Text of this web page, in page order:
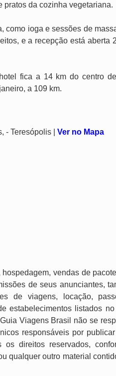
pratos da cozinha vegetariana.
como ioga e sessões de
e a recepção está aberta
fica a 14 km do centro
a 109 km.
- Teresópolis | Ver no Mapa
vendas de
de seus anunciantes,
de viagens, locação,
estabelecimentos listados
Viagens Brasil não se
responsáveis por
os direitos reservados,
qualquer outro material